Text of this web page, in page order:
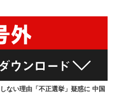
ない理由「不正選挙」疑惑に 中国